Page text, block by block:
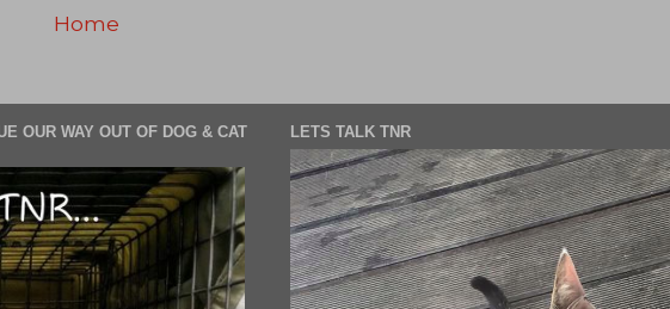
Home
OUR WAY OUT OF DOG & CAT
LETS TALK TNR